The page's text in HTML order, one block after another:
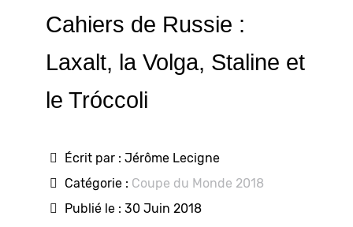
Cahiers de Russie :
Laxalt, la Volga, Staline et
le Tróccoli
Écrit par : Jérôme Lecigne
Catégorie : Coupe du Monde 2018
Publié le : 30 Juin 2018